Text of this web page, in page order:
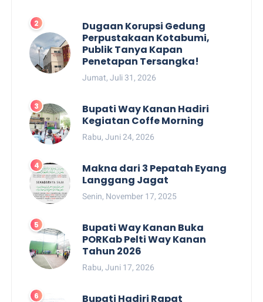
Dugaan Korupsi Gedung
Perpustakaan Kotabumi,
Publik Tanya Kapan
Penetapan Tersangka!
Jumat, Juli 31, 2026
Bupati Way Kanan Hadiri
Kegiatan Coffe Morning
Rabu, Juni 24, 2026
Makna dari 3 Pepatah Eyang
Langgang Jagat
Senin, November 17, 2025
Bupati Way Kanan Buka
PORKab Pelti Way Kanan
Tahun 2026
Rabu, Juni 17, 2026
Bupati Hadiri Rapat